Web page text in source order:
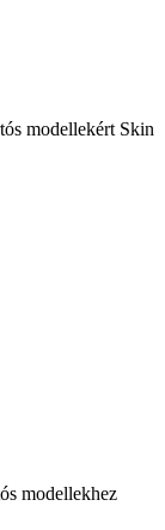
modellekért Skin
modellekhez